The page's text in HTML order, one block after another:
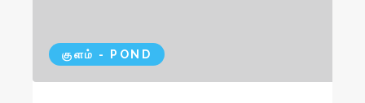
குளம் - POND